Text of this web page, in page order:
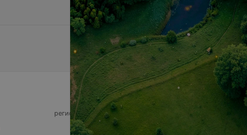
© 2026 ООО «Артокс Лаб», УНП 191700409,
регистрирующий орган - Минский горисполком
220012, Республика Беларусь, г. Минск,